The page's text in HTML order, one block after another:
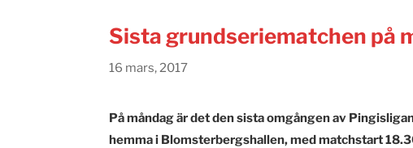
Sista grundseriematchen på
16 mars, 2017
På måndag är det den sista omgången av
hemma i Blomsterbergshallen, med matchstart